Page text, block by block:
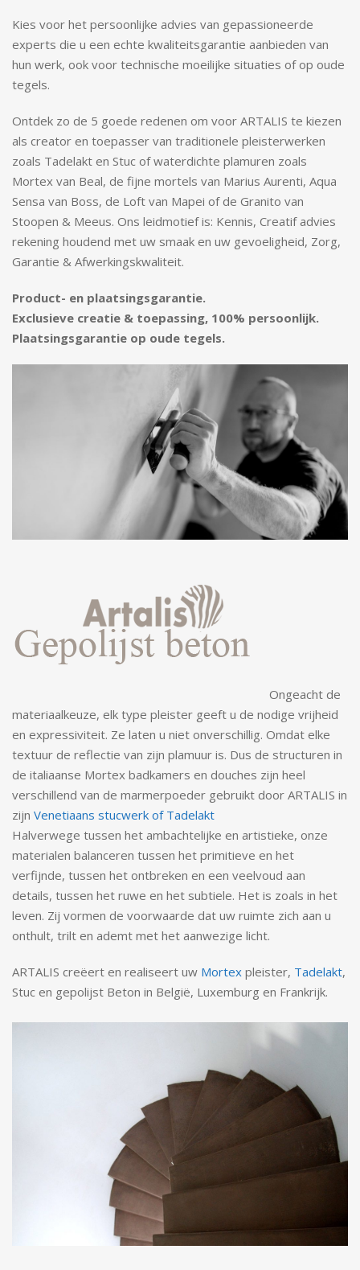
Kies voor het persoonlijke advies van gepassioneerde
experts die u een echte kwaliteitsgarantie aanbieden van
hun werk, ook voor technische moeilijke situaties of op oude
tegels.
Ontdek zo de 5 goede redenen om voor ARTALIS te kiezen
als creator en toepasser van traditionele pleisterwerken
zoals Tadelakt en Stuc of waterdichte plamuren zoals
Mortex van Beal, de fijne mortels van Marius Aurenti, Aqua
Sensa van Boss, de Loft van Mapei of de Granito van
Stoopen & Meeus. Ons leidmotief is: Kennis, Creatif advies
rekening houdend met uw smaak en uw gevoeligheid, Zorg,
Garantie & Afwerkingskwaliteit.
Product- en plaatsingsgarantie.
Exclusieve creatie & toepassing, 100% persoonlijk.
Plaatsingsgarantie op oude tegels.
Ongeacht de
materiaalkeuze, elk type pleister geeft u de nodige vrijheid
en expressiviteit. Ze laten u niet onverschillig. Omdat elke
textuur de reflectie van zijn plamuur is. Dus de structuren in
de italiaanse Mortex badkamers en douches zijn heel
verschillend van de marmerpoeder gebruikt door ARTALIS in
zijn Venetiaans stucwerk of Tadelakt
Halverwege tussen het ambachtelijke en artistieke, onze
materialen balanceren tussen het primitieve en het
verfijnde, tussen het ontbreken en een veelvoud aan
details, tussen het ruwe en het subtiele. Het is zoals in het
leven. Zij vormen de voorwaarde dat uw ruimte zich aan u
onthult, trilt en ademt met het aanwezige licht.
ARTALIS creëert en realiseert uw Mortex pleister, Tadelakt,
Stuc en gepolijst Beton in België, Luxemburg en Frankrijk.